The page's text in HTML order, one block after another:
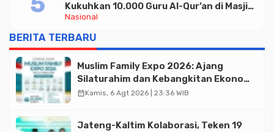
Nasional
Kukuhkan 10.000 Guru Al-Qur’an di Masjid
Istiqlal
BERITA TERBARU
Muslim Family Expo 2026: Ajang
Silaturahim dan Kebangkitan Ekonomi
Halal di Jakarta
calendar_monthKamis, 6 Agt 2026 | 23:36 WIB
Jateng-Kaltim Kolaborasi, Teken 19